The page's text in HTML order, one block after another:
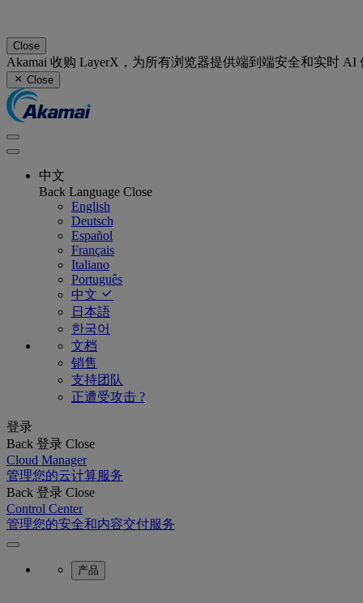
Close
Akamai 收购 LayerX，为所有浏览器提供端到端安全和实时
Close
中文
Back Language Close
English
Deutsch
Español
Français
Italiano
Português
中文
日本語
한국어
文档
销售
支持团队
正遭受攻击 ?
登录
Back 登录 Close
Cloud Manager
管理您的云计算服务
Back 登录 Close
Control Center
管理您的安全和内容交付服务
产品